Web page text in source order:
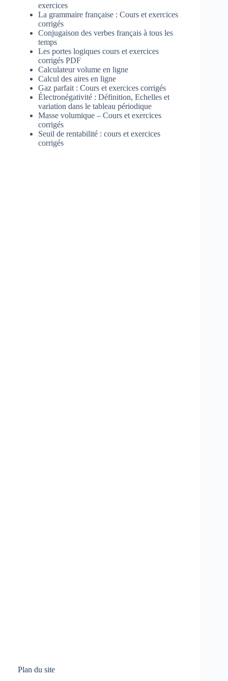
exercices
La grammaire française : Cours et exercices
corrigés
Conjugaison des verbes français à tous les
temps
Les portes logiques cours et exercices
corrigés PDF
Calculateur volume en ligne
Calcul des aires en ligne
Gaz parfait : Cours et exercices corrigés
Électronégativité : Définition, Echelles et
variation dans le tableau périodique
Masse volumique – Cours et exercices
corrigés
Seuil de rentabilité : cours et exercices
corrigés
Plan du site